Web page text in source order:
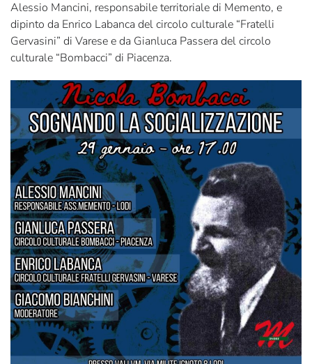
Alessio Mancini, responsabile territoriale di Memento, e
dipinto da Enrico Labanca del circolo culturale “Fratelli
Gervasini” di Varese e da Gianluca Passera del circolo
culturale “Bombacci” di Piacenza.